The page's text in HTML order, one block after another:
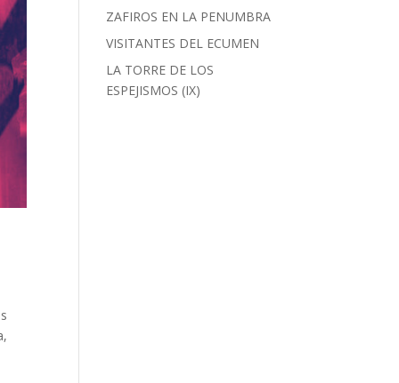
ZAFIROS EN LA PENUMBRA
VISITANTES DEL ECUMEN
LA TORRE DE LOS
ESPEJISMOS (IX)